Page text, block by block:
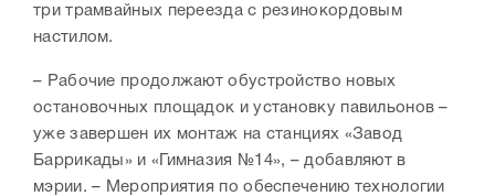
три трамвайных переезда с резинокордовым
настилом.
– Рабочие продолжают обустройство новых
остановочных площадок и установку павильонов –
уже завершен их монтаж на станциях «Завод
Баррикады» и «Гимназия №14», – добавляют в
мэрии. – Мероприятия по обеспечению технологии